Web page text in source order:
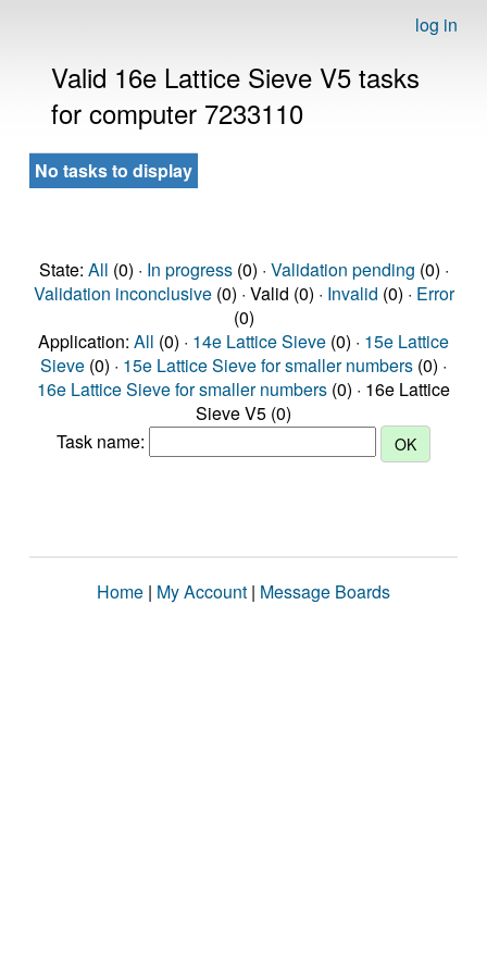
log in
Valid 16e Lattice Sieve V5 tasks
for computer 7233110
No tasks to display
State: All (0) · In progress(0) · Validation pending (0) ·
Validation inconclusive(0) · Valid (0) · Invalid (0) · Error
(0)
Application: All (0) · 14e Lattice Sieve (0) · 15e Lattice
Sieve (0) · 15e Lattice Sieve for smaller numbers (0) ·
16e Lattice Sieve for smaller numbers (0) · 16e Lattice
Sieve V5 (0)
Task name:
Home | My Account | Message Boards